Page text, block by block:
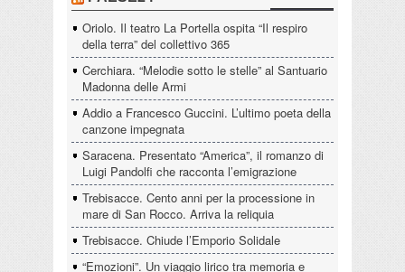
Oriolo. Il teatro La Portella ospita “Il respiro
della terra” del collettivo 365
Cerchiara. “Melodie sotto le stelle” al Santuario
Madonna delle Armi
Addio a Francesco Guccini. L’ultimo poeta della
canzone impegnata
Saracena. Presentato “America”, il romanzo di
Luigi Pandolfi che racconta l’emigrazione
Trebisacce. Cento anni per la processione in
mare di San Rocco. Arriva la reliquia
Trebisacce. Chiude l’Emporio Solidale
“Emozioni”. Un viaggio lirico tra memoria e